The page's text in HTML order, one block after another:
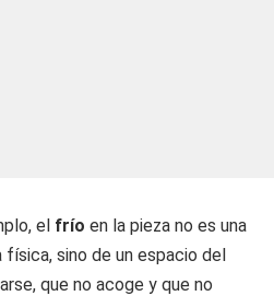
el frío en la pieza no es una
sino de un espacio del
que no acoge y que no